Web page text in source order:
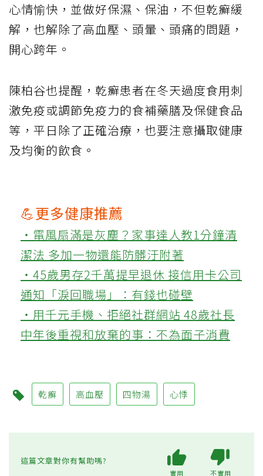
心情愉快，並做好保濕、保油，不但乾癬緩
解，也解除了高血壓、頭暈、頭痛的問題，
開心跨年。
陳柏谷也提醒，乾癬患者在冬天過度食用刺
激免疫或調節免疫力的食補藥膳及保健食品
等，平日除了正確治療，也要注意攝取健康
及均衡的飲食。
💪更多健康推薦
‧電風扇滿是灰塵？家事達人教1分鐘清
潔法 多加一物還能防髒汙附著
‧45歲男存2千萬提早退休 接信用卡公司
通知「淚回職場」：有錢也碰壁
‧用千元手機、拒絕社群網站 48歲社長
中年後重視和放棄的事：不為面子消費
乾癬 高血壓 四物湯 心悸
這篇文章對你有幫助嗎?
實用 不實用